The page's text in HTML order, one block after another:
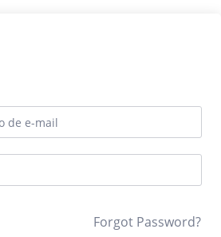
Forgot Password?